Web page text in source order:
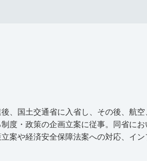
、国土交通省に入省し、その後、航
度・政策の企画立案に従事。同省に
案や経済安全保障法案への対応、イン